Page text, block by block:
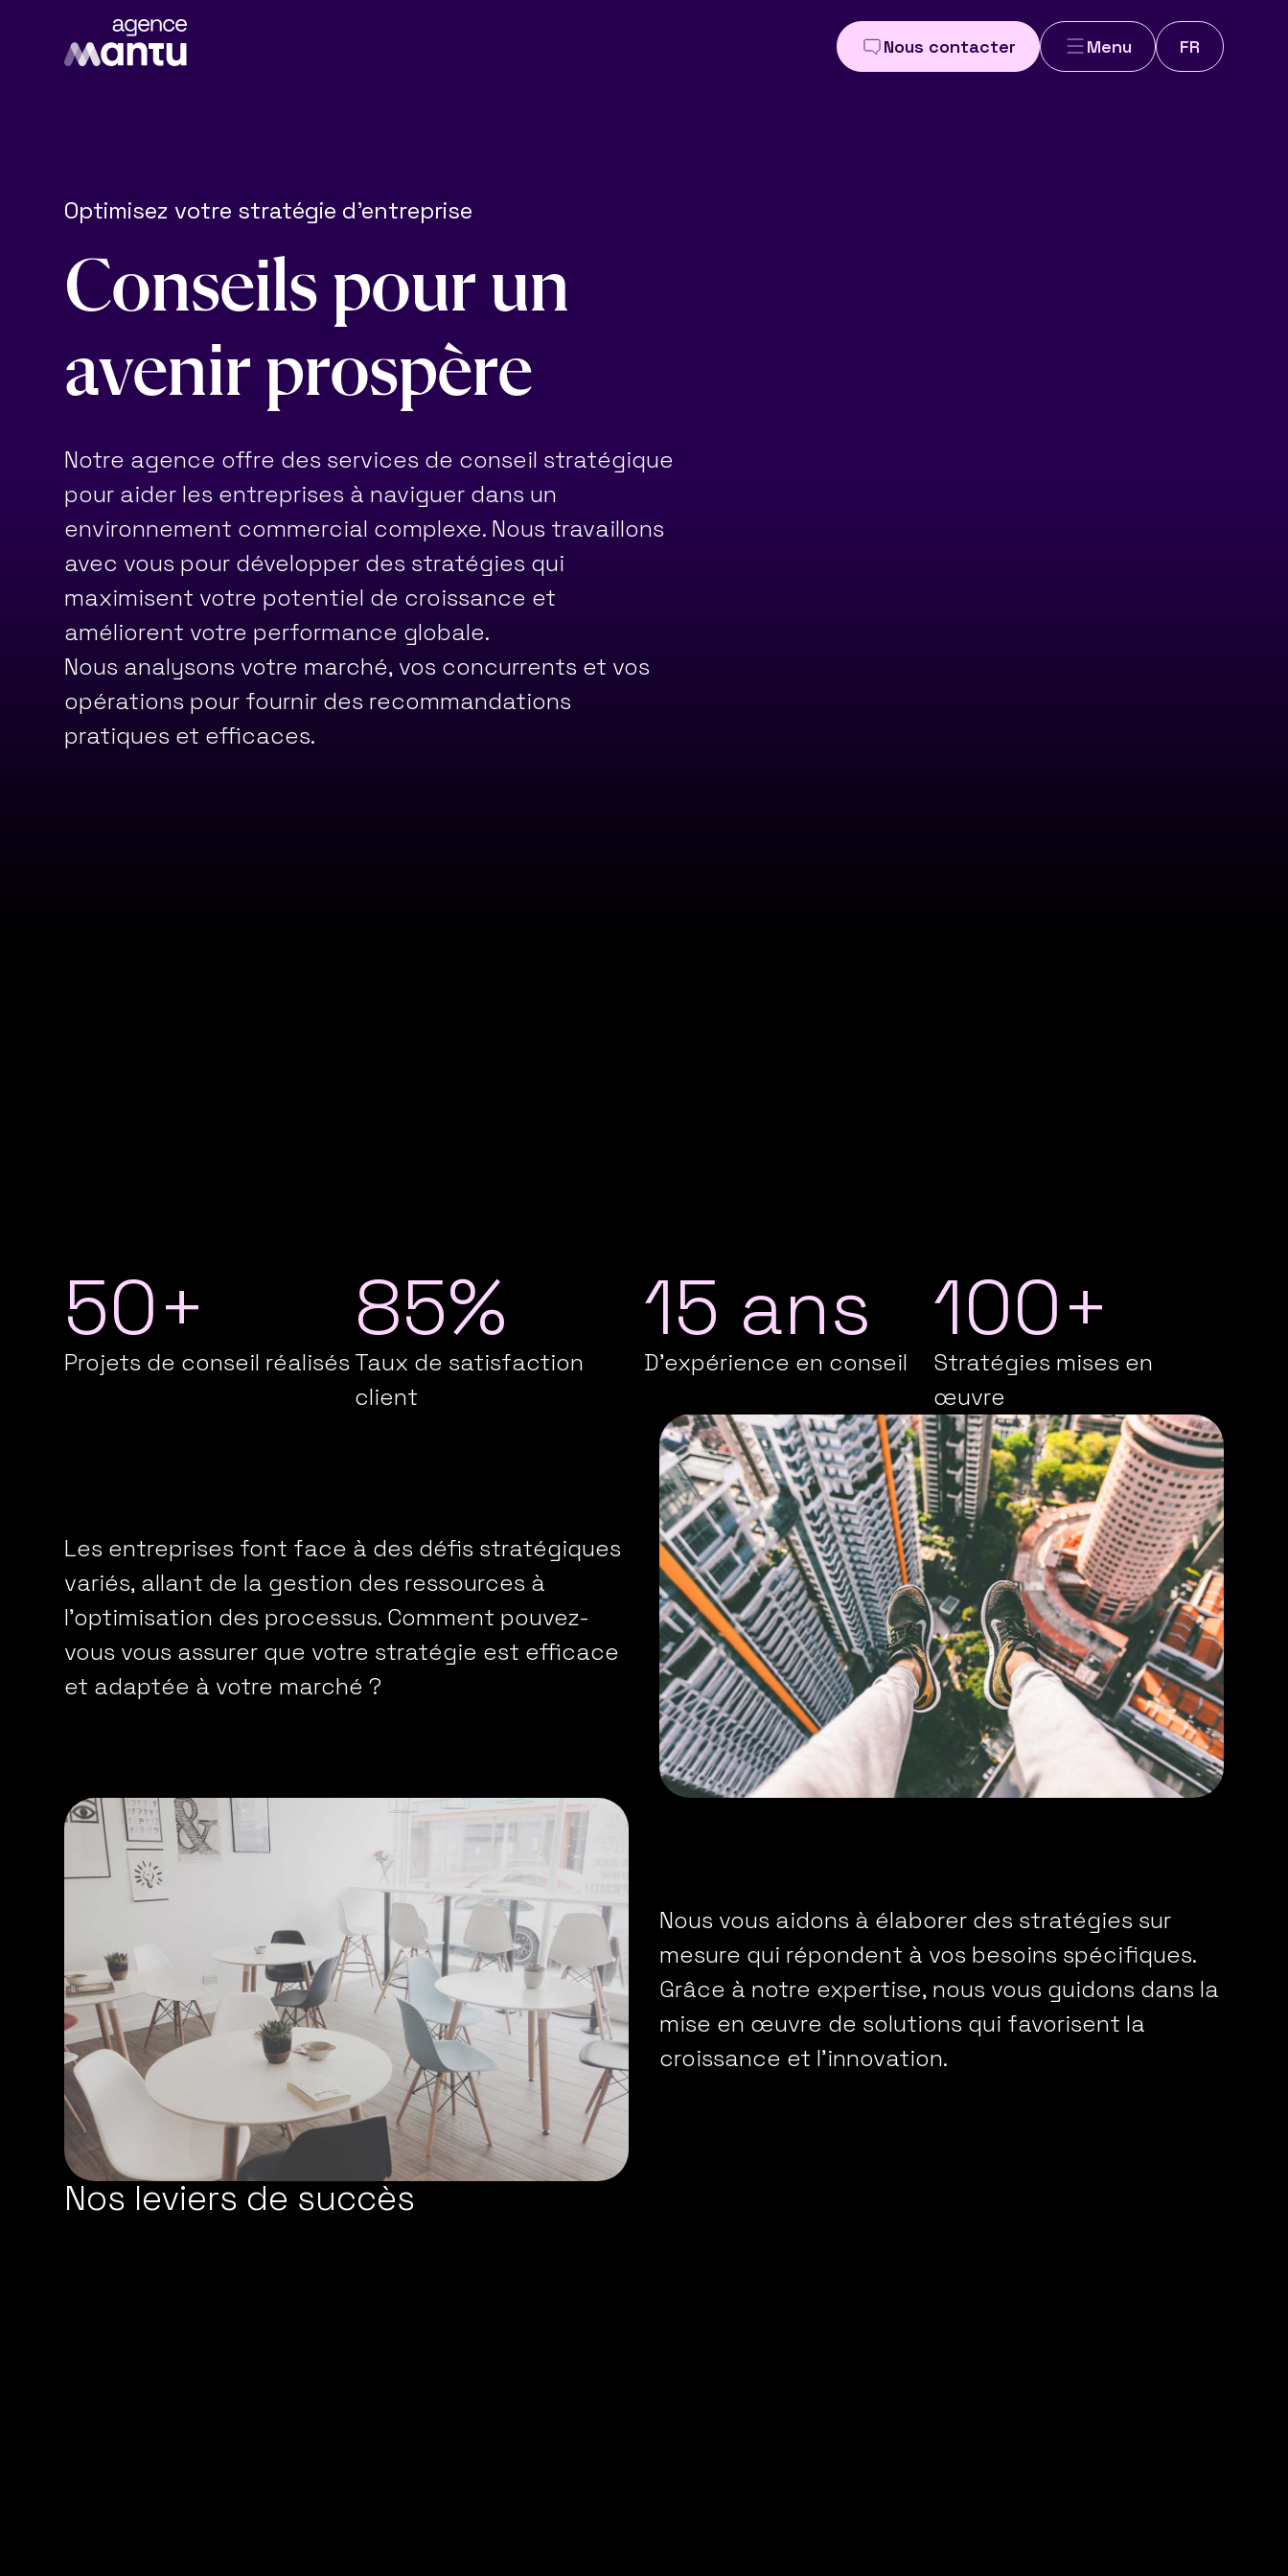
Nous contacter Menu FR
Optimisez votre stratégie d'entreprise
Conseils pour un
avenir prospère
Notre agence offre des services de conseil stratégique
pour aider les entreprises à naviguer dans un
environnement commercial complexe. Nous travaillons
avec vous pour développer des stratégies qui
maximisent votre potentiel de croissance et
améliorent votre performance globale.
Nous analysons votre marché, vos concurrents et vos
opérations pour fournir des recommandations
pratiques et efficaces.
50+
Projets de conseil réalisés
85%
Taux de satisfaction
client
15 ans
D'expérience en conseil
100+
Stratégies mises en
œuvre
Les entreprises font face à des défis stratégiques
variés, allant de la gestion des ressources à
l'optimisation des processus. Comment pouvez-
vous vous assurer que votre stratégie est efficace
et adaptée à votre marché ?
Nous vous aidons à élaborer des stratégies sur
mesure qui répondent à vos besoins spécifiques.
Grâce à notre expertise, nous vous guidons dans la
mise en œuvre de solutions qui favorisent la
croissance et l'innovation.
Nos leviers de succès